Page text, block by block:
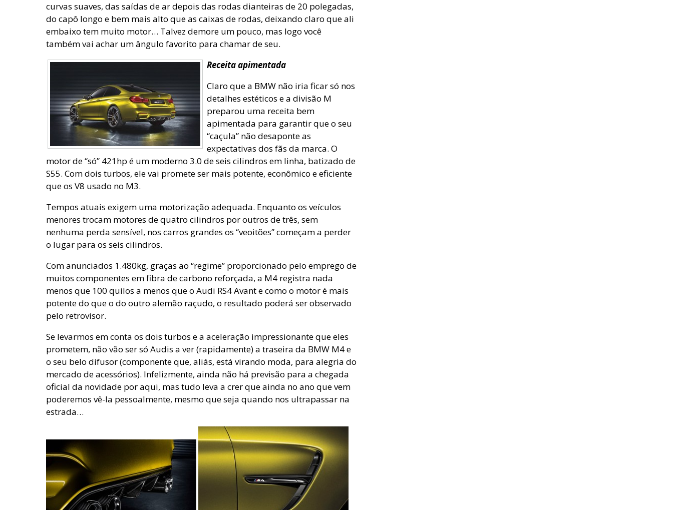
curvas suaves, das saídas de ar depois das rodas dianteiras de 20 polegadas,
do capô longo e bem mais alto que as caixas de rodas, deixando claro que ali
embaixo tem muito motor… Talvez demore um pouco, mas logo você
também vai achar um ângulo favorito para chamar de seu.
Receita apimentada
Claro que a BMW não iria ficar só nos
detalhes estéticos e a divisão M
preparou uma receita bem
apimentada para garantir que o seu
“caçula” não desaponte as
expectativas dos fãs da marca. O
motor de “só” 421hp é um moderno 3.0 de seis cilindros em linha, batizado de
S55. Com dois turbos, ele vai promete ser mais potente, econômico e eficiente
que os V8 usado no M3.
Tempos atuais exigem uma motorização adequada. Enquanto os veículos
menores trocam motores de quatro cilindros por outros de três, sem
nenhuma perda sensível, nos carros grandes os “veoitões” começam a perder
o lugar para os seis cilindros.
Com anunciados 1.480kg, graças ao “regime” proporcionado pelo emprego de
muitos componentes em fibra de carbono reforçada, a M4 registra nada
menos que 100 quilos a menos que o Audi RS4 Avant e como o motor é mais
potente do que o do outro alemão raçudo, o resultado poderá ser observado
pelo retrovisor.
Se levarmos em conta os dois turbos e a aceleração impressionante que eles
prometem, não vão ser só Audis a ver (rapidamente) a traseira da BMW M4 e
o seu belo difusor (componente que, aliás, está virando moda, para alegria do
mercado de acessórios). Infelizmente, ainda não há previsão para a chegada
oficial da novidade por aqui, mas tudo leva a crer que ainda no ano que vem
poderemos vê-la pessoalmente, mesmo que seja quando nos ultrapassar na
estrada…